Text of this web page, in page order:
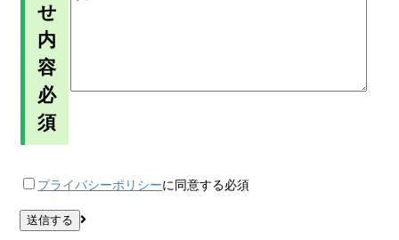
せ
内
容
必
須
プライバシーポリシーに同意する必須